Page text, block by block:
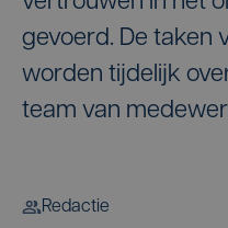
gevoerd. De taken
worden tijdelijk
team van
Redactie